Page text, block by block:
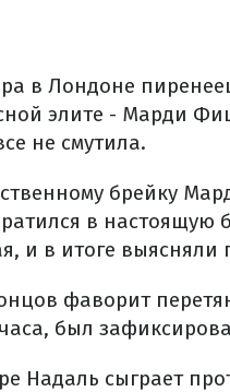
в Лондоне
элите - Марди
не смутила.
брейку
в
и в итоге выясняли
фаворит
был
Надаль сыграет